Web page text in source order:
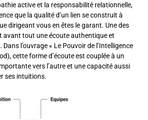
active et la responsabilité relationnelle,
que la qualité d’un lien se construit à
dirigeant vous en êtes le garant. Une des
avant tout une écoute authentique et
l’ouvrage « Le Pouvoir de l’Intelligence
cette forme d’écoute est couplée à un
vers l’autre et une capacité aussi
ses intuitions.